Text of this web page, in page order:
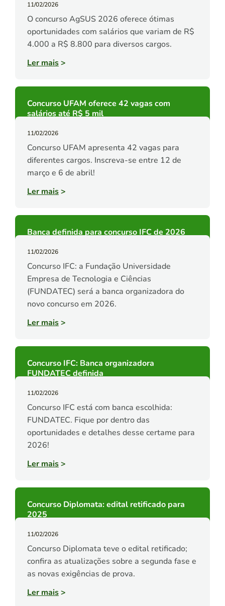
11/02/2026
O concurso AgSUS 2026 oferece ótimas
oportunidades com salários que variam de R$
4.000 a R$ 8.800 para diversos cargos.
Ler mais>
Concurso UFAM oferece 42 vagas com
salários até R$ 5 mil
11/02/2026
Concurso UFAM apresenta 42 vagas para
diferentes cargos. Inscreva-se entre 12 de
março e 6 de abril!
Ler mais>
Banca definida para concurso IFC de 2026
11/02/2026
Concurso IFC: a Fundação Universidade
Empresa de Tecnologia e Ciências
(FUNDATEC) será a banca organizadora do
novo concurso em 2026.
Ler mais>
Concurso IFC: Banca organizadora
FUNDATEC definida
11/02/2026
Concurso IFC está com banca escolhida:
FUNDATEC. Fique por dentro das
oportunidades e detalhes desse certame para
2026!
Ler mais>
Concurso Diplomata: edital retificado para
2025
11/02/2026
Concurso Diplomata teve o edital retificado;
confira as atualizações sobre a segunda fase e
as novas exigências de prova.
Ler mais>